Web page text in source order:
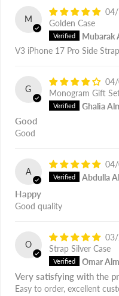
M
Golden Case
Mubarak
V3 iPhone 17 Pro Side
G
Monogram Gift
Ghalia
Good
Good
A
Abdulla
Happy
Good quality
O
Strap Silver Case
Omar
Very satisfying with the
Easy to order, excellent